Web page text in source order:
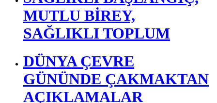
2014-2015 Çengelköyspor fotoğraflar
En Çok Okunan Haberler
SAĞLIKLI BAŞLANGIÇ,
MUTLU BİREY,
SAĞLIKLI TOPLUM